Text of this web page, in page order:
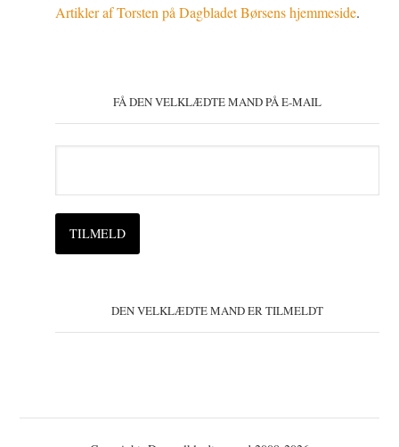
Artikler af Torsten på Dagbladet Børsens hjemmeside.
FÅ DEN VELKLÆDTE MAND PÅ E-MAIL
DEN VELKLÆDTE MAND ER TILMELDT